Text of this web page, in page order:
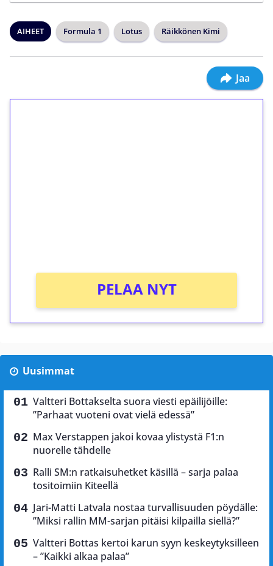
AIHEET Formula 1 Lotus Räikkönen Kimi
Jaa
PELAA NYT
Uusimmat
Valtteri Bottakselta suora viesti epäilijöille:
”Parhaat vuoteni ovat vielä edessä”
Max Verstappen jakoi kovaa ylistystä F1:n
nuorelle tähdelle
Ralli SM:n ratkaisuhetket käsillä – sarja palaa
tositoimiin Kiteellä
Jari-Matti Latvala nostaa turvallisuuden pöydälle:
”Miksi rallin MM-sarjan pitäisi kilpailla siellä?”
Valtteri Bottas kertoi karun syyn keskeytyksilleen
– ”Kaikki alkaa palaa”